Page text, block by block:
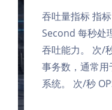
吞吐量指标 指
Second 每秒处
吞吐能力。 次/
事务数，通常
系统。 次/秒